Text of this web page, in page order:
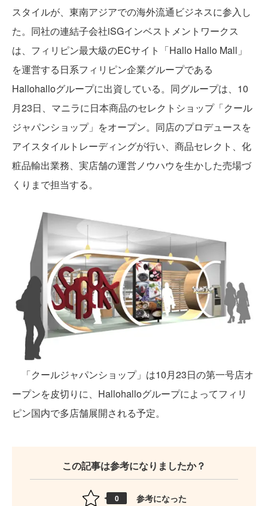
スタイルが、東南アジアでの海外流通ビジネスに参入し
た。同社の連結子会社iSGインベストメントワークス
は、フィリピン最大級のECサイト「Hallo Hallo Mall」
を運営する日系フィリピン企業グループである
Hallohalloグループに出資している。同グループは、10
月23日、マニラに日本商品のセレクトショップ「クール
ジャパンショップ」をオープン。同店のプロデュースを
アイスタイルトレーディングが行い、商品セレクト、化
粧品輸出業務、実店舗の運営ノウハウを生かした売場づ
くりまで担当する。
「クールジャパンショップ」は10月23日の第一号店オ
ープンを皮切りに、Hallohalloグループによってフィリ
ピン国内で多店舗展開される予定。
この記事は参考になりましたか？
0 参考になった